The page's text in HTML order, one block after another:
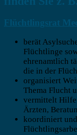
Flüchtlingsrat
berät
Flüchtlinge
ehrenamtlich
die in der
organisiert
Thema Flucht
vermittelt
Ärzten,
koordiniert